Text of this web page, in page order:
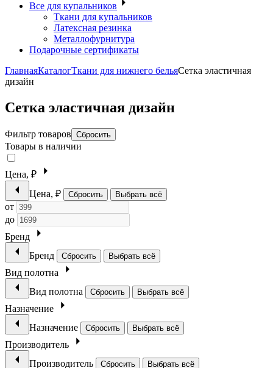
Все для купальников
Ткани для купальников
Латексная резинка
Металлофурнитура
Подарочные сертификаты
ГлавнаяКаталогТкани для нижнего бельяСетка эластичная
дизайн
Сетка эластичная дизайн
Фильтр товаров Сбросить
Товары в наличии
Цена, ₽
Цена, ₽
Сбросить Выбрать всё
от
до
Бренд
Бренд
Сбросить Выбрать всё
Вид полотна
Вид полотна
Сбросить Выбрать всё
Назначение
Назначение
Сбросить Выбрать всё
Производитель
Производитель
Сбросить Выбрать всё